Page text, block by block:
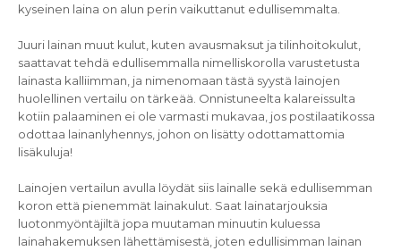
kyseinen laina on alun perin vaikuttanut edullisemmalta.
Juuri lainan muut kulut, kuten avausmaksut ja tilinhoitokulut,
saattavat tehdä edullisemmalla nimelliskorolla varustetusta
lainasta kalliimman, ja nimenomaan tästä syystä lainojen
huolellinen vertailu on tärkeää. Onnistuneelta kalareissulta
kotiin palaaminen ei ole varmasti mukavaa, jos postilaatikossa
odottaa lainanlyhennys, johon on lisätty odottamattomia
lisäkuluja!
Lainojen vertailun avulla löydät siis lainalle sekä edullisemman
koron että pienemmät lainakulut. Saat lainatarjouksia
luotonmyöntäjiltä jopa muutaman minuutin kuluessa
lainahakemuksen lähettämisestä, joten edullisimman lainan